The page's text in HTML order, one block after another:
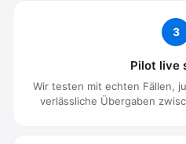
3
Pilot live
Wir testen mit echten Fällen,
verlässliche Übergaben